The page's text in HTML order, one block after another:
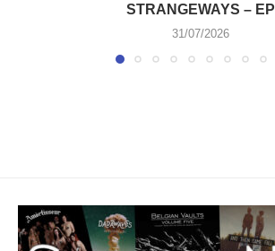
STRANGEWAYS – EP
31/07/2026